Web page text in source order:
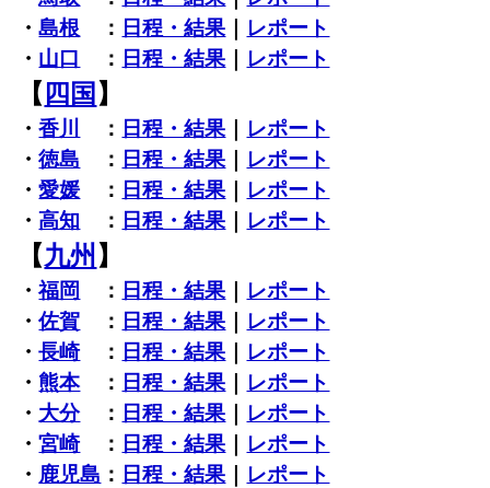
・島根 ： 日程・結果
レポート
・ 山口 ： 日程・結果 レポート
【 四国 】
・香川 ： 日程・結果
レポート
・徳島 ： 日程・結果
レポート
・愛媛 ： 日程・結果
レポート
・高知 ： 日程・結果 レポート
【九州 】
・福岡 ： 日程・結果
レポート
・佐賀 ： 日程・結果
レポート
・長崎： 日程・結果
レポート
・ 熊本： 日程・結果
レポート
・ 大分： 日程・結果
レポート
・宮崎： 日程・結果
レポート
・ 鹿児島 ： 日程・結果
レポート